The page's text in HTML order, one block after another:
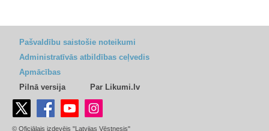
Pašvaldību saistošie noteikumi
Administratīvās atbildības ceļvedis
Apmācības
Pilnā versija
Par Likumi.lv
© Oficiālais izdevējs "Latvijas Vēstnesis"